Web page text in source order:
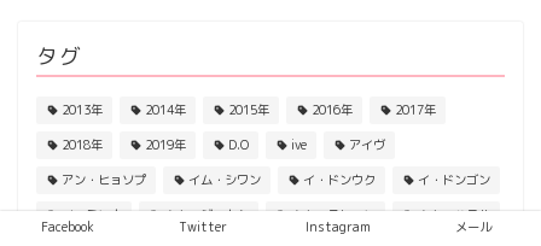
タグ
2013年 2014年 2015年 2016年 2017年
2018年 2019年 D.O ive アイヴ
アン・ヒョソプ イム・シワン イ・ドンウク イ・ドンゴン
イ・ミンホ キム・ジェウク キム・スヒョン キム・ハヌル
Facebook Twitter Instagram メール